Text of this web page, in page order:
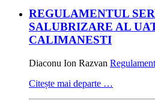
REGULAMENTUL
SALUBRIZARE AL
CALIMANESTI
Diaconu Ion Razvan
Citește mai departe …